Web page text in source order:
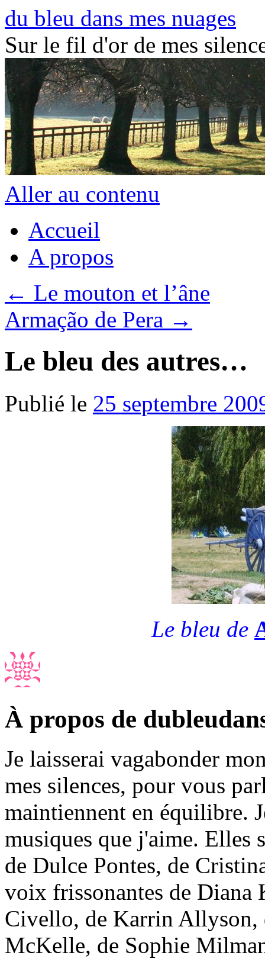
du bleu dans mes nuages
Sur le fil d'or de mes
Aller au contenu
Accueil
A propos
← Le mouton et l’âne
Armação de Pera →
Le bleu des autres…
Publié le 25 septembre
Le bleu de
À propos de
Je laisserai vagabonder
mes silences, pour vous
maintiennent en équilibre.
musiques que j'aime. Elles
de Dulce Pontes, de
voix frissonantes de Diana
Civello, de Karrin Allyson,
McKelle, de Sophie